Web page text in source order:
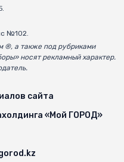
№102.
®, а также под рубриками
носят рекламный характер.
сайта
«Мой ГОРОД»